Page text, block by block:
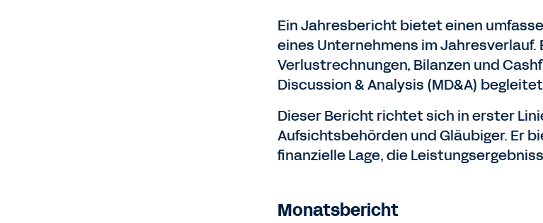
Ein Jahresbericht bietet einen
eines Unternehmens im
Verlustrechnungen, Bilanzen und
Discussion & Analysis (MD&A)
Dieser Bericht richtet sich in erster
Aufsichtsbehörden und Gläubiger. Er
finanzielle Lage, die
Monatsbericht